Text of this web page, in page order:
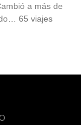
a más de
65 viajes